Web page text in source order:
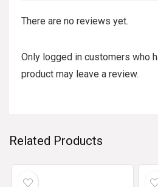
There are no reviews yet.
Only logged in customers who
product may leave a review.
Related Products